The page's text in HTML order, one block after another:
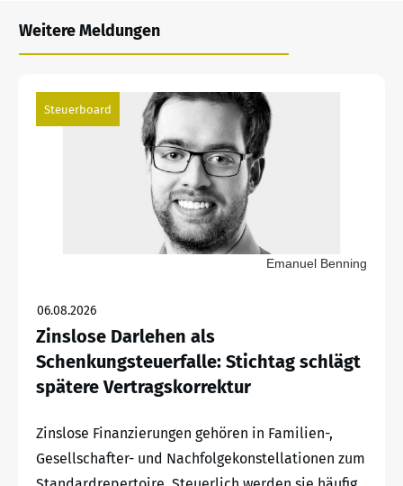
Weitere Meldungen
Steuerboard
Emanuel Benning
06.08.2026
Zinslose Darlehen als
Schenkungsteuerfalle: Stichtag schlägt
spätere Vertragskorrektur
Zinslose Finanzierungen gehören in Familien-,
Gesellschafter- und Nachfolgekonstellationen zum